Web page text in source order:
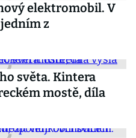
elektromobil. V
z
světa. Kintera
mostě, díla